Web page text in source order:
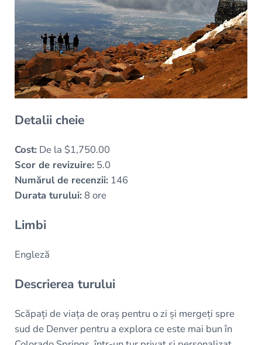
Detalii cheie
Cost:De la $1,750.00
Scor de revizuire:5.0
Numărul de recenzii:146
Durata turului:8 ore
Limbi
Engleză
Descrierea turului
Scăpați de viața de oraș pentru o zi și mergeți spre
sud de Denver pentru a explora ce este mai bun în